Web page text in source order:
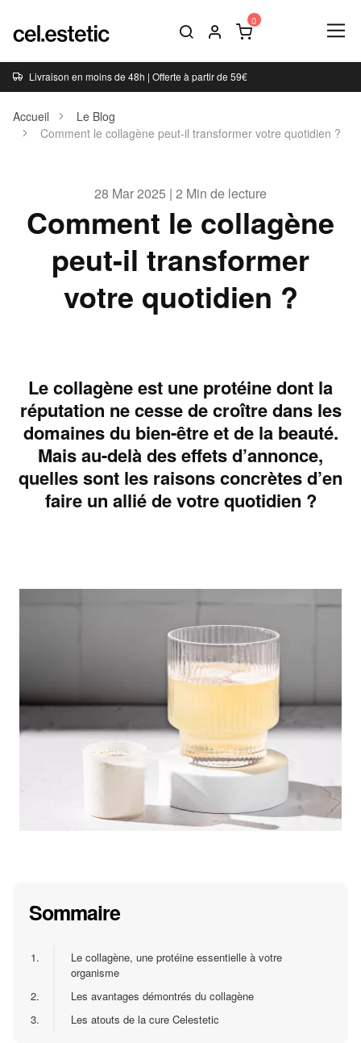
Livraison en moins de 48h | Offerte à partir de 59€
Accueil
Le Blog
Comment le collagène peut-il transformer votre quotidien ?
28 Mar 2025 | 2 Min de lecture
Comment le collagène
peut-il transformer
votre quotidien ?
Le collagène est une protéine dont la
réputation ne cesse de croître dans les
domaines du bien-être et de la beauté.
Mais au-delà des effets d’annonce,
quelles sont les raisons concrètes d’en
faire un allié de votre quotidien ?
Sommaire
1.
Le collagène, une protéine essentielle à votre
organisme
2.
Les avantages démontrés du collagène
3.
Les atouts de la cure Celestetic